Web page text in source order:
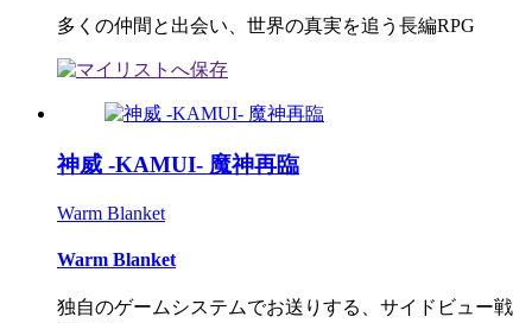
多くの仲間と出会い、世界の真実を追う長編RPG
神威 -KAMUI- 魔神再臨
Warm Blanket
Warm Blanket
独自のゲームシステムでお送りする、サイドビュー戦